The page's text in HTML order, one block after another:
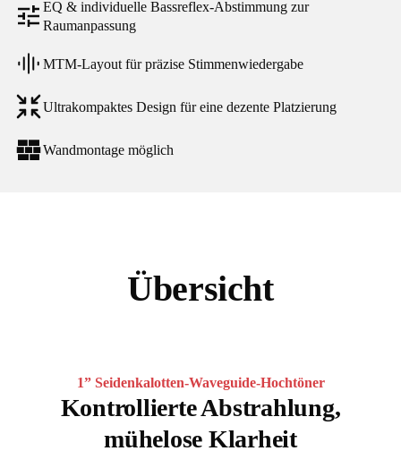
EQ & individuelle Bassreflex-Abstimmung zur
Raumanpassung
MTM-Layout für präzise Stimmenwiedergabe
Ultrakompaktes Design für eine dezente Platzierung
Wandmontage möglich
Übersicht
1” Seidenkalotten-Waveguide-Hochtöner
Kontrollierte Abstrahlung,
mühelose Klarheit